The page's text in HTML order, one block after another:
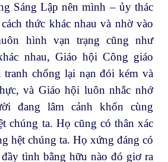
Sáng Lập nên mình – ủy thác
thức khác nhau và nhờ vào
hình vạn trạng cũng như
nhau, Giáo hội Công giáo
tranh chống lại nạn đói kém và
và Giáo hội luôn nhắc nhớ
đang lâm cảnh khốn cùng
chúng ta. Họ cũng có thân xác
hệt chúng ta. Họ xứng đáng có
tình bằng hữu nào đó giơ ra